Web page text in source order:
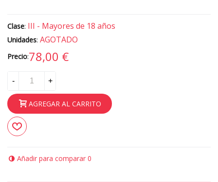
Clase: III - Mayores de 18 años
Unidades: AGOTADO
Precio:78,00 €
- +
AGREGAR AL CARRITO
Añadir para comparar 0